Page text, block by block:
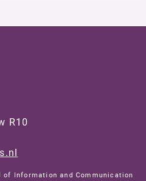
R10
of Information and Communication